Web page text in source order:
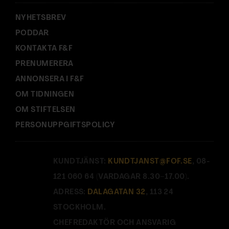
Vad tror du kommer efter det
engagerade och nästan lite curling-
orienterade föräldraskapet som är
– Många tiders föräldraskap är ju en
reaktion på det förra, tänker jag mig. Det är
ganska tydligt under hela 1900-talet att
föräldrar har fått mindre och mindre
auktoritet, samtidigt som barn har fått en
NYHETSBREV
PODDAR
KONTAKTA F&F
PRENUMERERA
ANNONSERA I F&F
OM TIDNINGEN
OM STIFTELSEN
PERSONUPPGIFTSPOLICY
KUNDTJÄNST: KUNDTJANST@FOF.SE , 08-
121 060 64 (VARDAGAR 8.30–17.00).
ADRESS: DALAGATAN 32 , 113 24
STOCKHOLM.
CHEFREDAKTÖR OCH ANSVARIG